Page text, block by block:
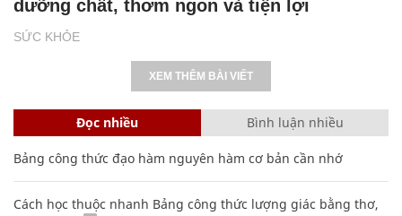
SỨC KHỎE
dưỡng chất, thơm ngon và tiện lợi
XEM THÊM BÀI VIẾT
Đọc nhiều Bình luận nhiều
Bảng công thức đạo hàm nguyên hàm cơ bản cần nhớ
Cách học thuộc nhanh Bảng công thức lượng giác bằng thơ,